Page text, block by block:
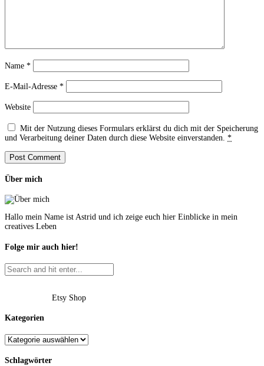
Name *
E-Mail-Adresse *
Website
Mit der Nutzung dieses Formulars erklärst du dich mit der Speicherung
und Verarbeitung deiner Daten durch diese Website einverstanden. *
Über mich
Hallo mein Name ist Astrid und ich zeige euch hier Einblicke in mein
creatives Leben
Folge mir auch hier!
Etsy Shop
Kategorien
Schlagwörter